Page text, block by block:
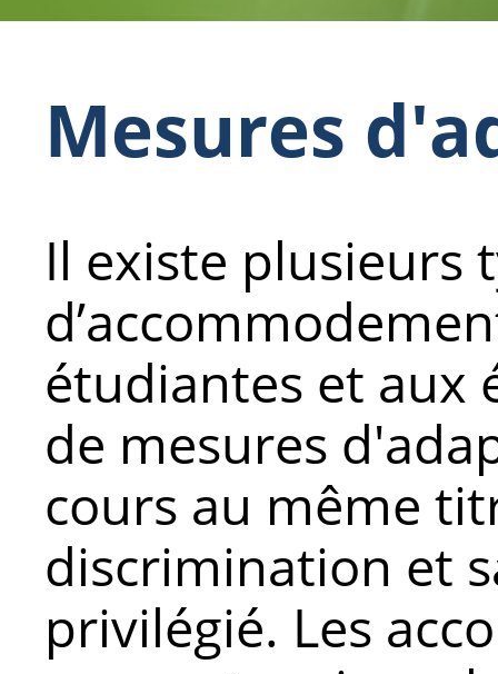
Mesures
Il existe plusieurs
étudiantes et aux
de mesures
cours au même
discrimination et
privilégié. Les